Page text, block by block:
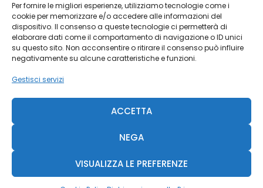
Per fornire le migliori esperienze, utilizziamo tecnologie come i
cookie per memorizzare e/o accedere alle informazioni del
dispositivo. Il consenso a queste tecnologie ci permetterà di
elaborare dati come il comportamento di navigazione o ID unici
su questo sito. Non acconsentire o ritirare il consenso può influire
negativamente su alcune caratteristiche e funzioni.
Gestisci servizi
ACCETTA
NEGA
VISUALIZZA LE PREFERENZE
raccolti verranno utilizzati per attività di comunicazioni
promozionali da parte di Facco Giuseppe & C. S.p.a.
R.S. Trib. MI N. 69935-2092-845 - Cap. Soc. € 468.000 -
Diavolina |Consulente Web Marketing